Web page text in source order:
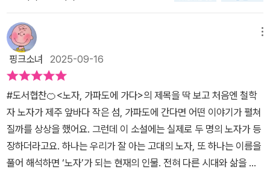
협회 전국환경과학독후감대회 선정도서 ★전국독서새물결 대한민국
독서대회 선정도서 ★청소년 책날개 추천도서 ★한국간행물윤리위
원회 청소년 권장도서 ★전국청소년독서감상문발표대회 선정도서
까운 사람의 죽음조차 쉽게 받아들일 수 없을 것 같다. 그런데 이백양
은, 가파도의 노자는 좀 달랐다. 죽음을 ‘데면데면(37쪽)’하게 받아들
이고 있었다. 이른바 고양이가 집사에게 보여주는 태도라고 할 수 있
을 그 적당한 거리감이 묘하게 날 위로했다. 격하게 슬퍼하지 않아도
되고, 그렇다고 전혀 모른척하지 않아도 되는 그런 적당한 거리를 두
는 긴장 관계가 있다는 것을 나는 처음 깨닫게 되었다. “외면하지는
않지만 지나치게 개입하지 않는 삶, 홀로 지내고 싶을 때 마음 편히 혼
자가 되는 상태가 지금 나에게 어울리는 삶의 방식인 것 같다.”(37쪽,
2장 고양이의 가르침) 위의 관계처럼 이백양이 가파도에서 살아가
면서 배운 그 모든 모습이 내겐 위로였다. 그가 건네는 말이 내가 가진
다.바다를 닮는다는 건 단지 유연하고 포용적인 마음을 갖자는 뜻이
아니라, 내가 하는 선택이 결국 나와 세계로 되돌아온다는 사실을 잊
지 말자는 경고이기도 했다.책 후반부에서 백양이 다시 ‘배움’을 생각
하는 부분도 좋았다.인공지능 시대에 인간이 무엇을 배워야 할까? 더
많은 지식? 더 빠른 정보? 아니면 계속 질문할 수 있는 능력?여기서
노자의 말 — 남을 아는 것은 지혜, 자신을 아는 것은 밝음 — 이 유난
히 묵직하게 다가왔다.지식을 축적하는 행위보다 스스로를 돌아보고
스스로에게 질문을 거는 행위가 더 중요해진 시대.어쩌면 우리가 해
야 할 공부란 실은 ‘자기 자신에 대한 성찰’인지도 모른다.책을 덮고
난 뒤에도 가파도의 아침 공기, 고양이의 나른한 움직임, 백양이 파도
버리고 또 사용하고 버리는 그 과정을 생각하면, 종이 사용이 갖는 환
경적인 영향도 무시 못하기 때문이다. 사람들 중에는 책을 읽을 때도
이젠 쌓아놓기 불편한 종이책보다 전자책을 읽는 것이 오히려 환경에
더 도움이 되는 것이 아니냐고 하기도 한다. 그 말이 어떤 면에서는 맞
을 수 있다. 하지만, 우리의 몸과 정신이 아직은 전자책을 읽을 수 있
는 몸과 정신으로 바뀌지 않고 있다. 세상은 빠르게 바뀌고 있지만 그
안에 살고 있는 사람은 그 속도를 따라가지 못하고 있다. 손바닥 안의
기계로 이 세상의 모든 것을 다 할 수 있는 세상이 되었지만, 이미 예
전 방식이 길들여진 사람은 여전히 종이를 찾고 있는 것이다.어쩌면
되었다가 고양이 도서관장도 되었다.그리고 더 큰 꿈을 위해 티베트
의 어느 작은 도서관을 위해 가파도를 떠나게 된다.🔖왠지 철학이라
는 것은 어렵고 쉽지 않을 것 같은 편견을 가지고 있다.하지만 결국 그
철학이라는 것은 우리가 살아가면서 놓치는 부분을 다시 일깨워주고
되돌아보게 하며 조금 더 나은 삶을 살아갈 수 있도록 해주는 길잡이
역할을 한다는 생각이 들었다.노자의 도덕경 또한 그렇다.한자로 된
글들이 다소 어렵게 느껴진다.하지만 그 것들을 한 자, 한 자 풀어가면
우리 삶속의 이야기가 담겨 있다는 것을 알 수 있다.[도덕경] - 만물
의 질서인 '도'와 따르는 '덕'을 실천해야 한다고 말한다.제일 공감했던
부분은 '도가도 비상도 명가명 비상명' 이라는 글 귀였다.책속의 백양
핑크소녀 2025-09-16
#도서협찬🍊<노자, 가파도에 가다>의 제목을 딱 보고 처음엔 철학
자 노자가 제주 앞바다 작은 섬, 가파도에 간다면 어떤 이야기가 펼쳐
질까를 상상을 했어요. 그런데 이 소설에는 실제로 두 명의 노자가 등
장하더라고요. 하나는 우리가 잘 아는 고대의 노자, 또 하나는 이름을
풀어 해석하면 ‘노자’가 되는 현재의 인물. 전혀 다른 시대와 삶을 사